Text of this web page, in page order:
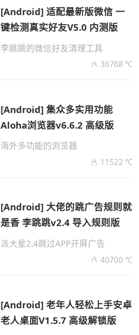
[Android] 适配最新版微信 一
键检测真实好友V5.0 内测版
李跳跳的微信好友清理工具
36768 ℃
[Android] 集众多实用功能
Aloha浏览器v6.6.2 高级版
海外多功能的浏览器
11522 ℃
[Android] 大佬的跳广告规则就
是香 李跳跳v2.4 导入规则版
派大星2.4跳过APP开屏广告
40700 ℃
[Android] 老年人轻松上手安卓
老人桌面V1.5.7 高级解锁版